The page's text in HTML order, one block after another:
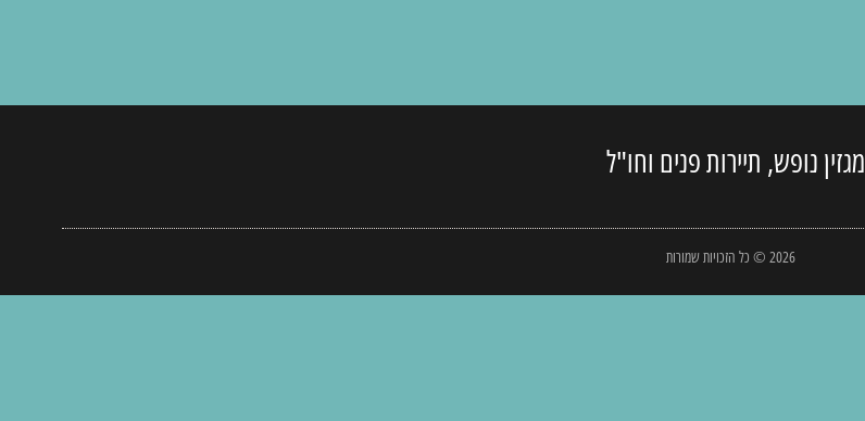
מגזין נופש, תיירות פנים וחו"ל
2026 © כל הזכויות שמורות